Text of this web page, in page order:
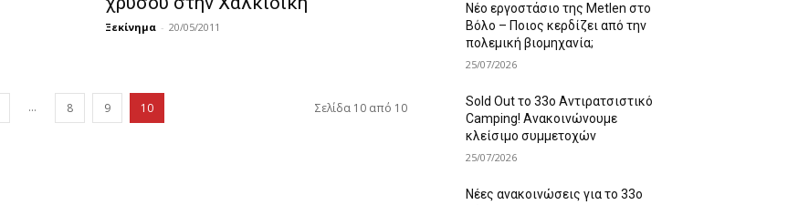
Ξεκίνημα - 20/05/2011
... 8 9 10 Σελίδα 10 από 10
Νέο εργοστάσιο της Metlen στο
Βόλο – Ποιος κερδίζει από την
πολεμική βιομηχανία;
25/07/2026
Sold Out το 33ο Αντιρατσιστικό
Camping! Ανακοινώνουμε
κλείσιμο συμμετοχών
25/07/2026
Νέες ανακοινώσεις για το 33ο